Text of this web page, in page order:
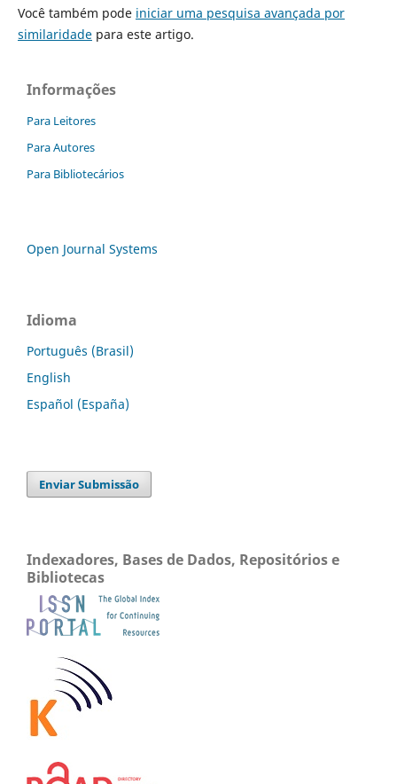
Você também pode iniciar uma pesquisa avançada por
similaridadepara este artigo.
Informações
Para Leitores
Para Autores
Para Bibliotecários
Open Journal Systems
Idioma
Português (Brasil)
English
Español (España)
Enviar Submissão
Indexadores, Bases de Dados, Repositórios e
Bibliotecas